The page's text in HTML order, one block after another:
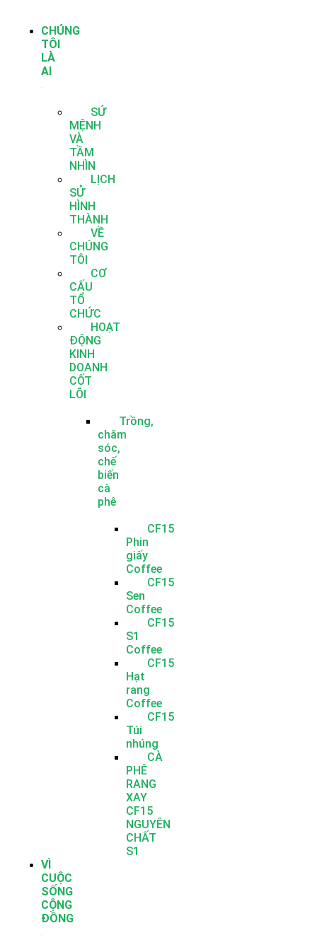
CHÚNG
TÔI
LÀ
AI
SỨ
MỆNH
VÀ
TẦM
NHÌN
LỊCH
SỬ
HÌNH
THÀNH
VỀ
CHÚNG
TÔI
CƠ
CẤU
TỔ
CHỨC
HOẠT
ĐỘNG
KINH
DOANH
CỐT
LÕI
Trồng,
chăm
sóc,
chế
biến
cà
phê
CF15
Phin
giấy
Coffee
CF15
Sen
Coffee
CF15
S1
Coffee
CF15
Hạt
rang
Coffee
CF15
Túi
nhúng
CÀ
PHÊ
RANG
XAY
CF15
NGUYÊN
CHẤT
S1
VÌ
CUỘC
SỐNG
CỘNG
ĐỒNG